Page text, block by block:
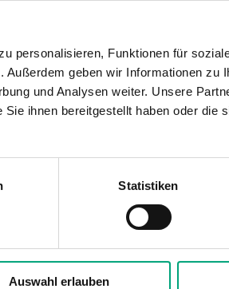
personalisieren, Funktionen für
geben wir Informationen zu
und Analysen weiter. Unsere
ihnen bereitgestellt haben oder die
Statistiken
Auswahl erlauben
40, Kvs 0,25-25,
according to ISO 228/1